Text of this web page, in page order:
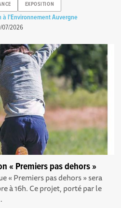
EXPOSITION
à l'Environnement Auvergne
07/2026
« Premiers pas dehors »
« Premiers pas dehors » sera
à 16h. Ce projet, porté par le